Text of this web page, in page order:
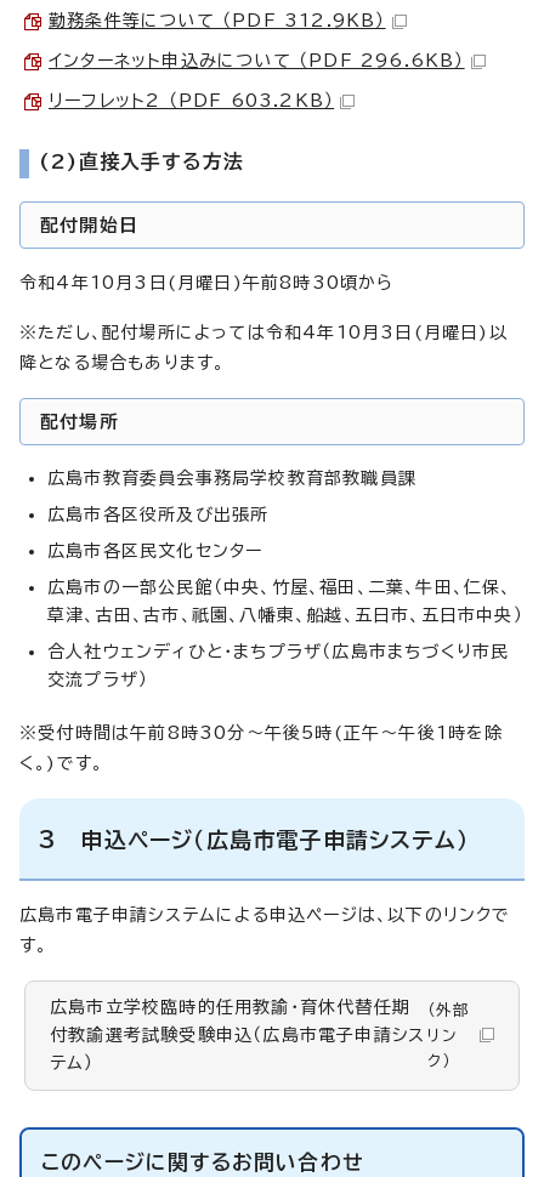
勤務条件等について （PDF 312.9KB）
インターネット申込みについて （PDF 296.6KB）
リーフレット2 （PDF 603.2KB）
(2)直接入手する方法
配付開始日
令和4年10月3日(月曜日)午前8時30頃から
※ただし、配付場所によっては令和4年10月3日(月曜日)以
降となる場合もあります。
配付場所
広島市教育委員会事務局学校教育部教職員課
広島市各区役所及び出張所
広島市各区民文化センター
広島市の一部公民館（中央、竹屋、福田、二葉、牛田、仁保、
草津、古田、古市、祇園、八幡東、船越、五日市、五日市中央）
合人社ウェンディひと・まちプラザ（広島市まちづくり市民
交流プラザ）
※受付時間は午前8時30分～午後5時(正午～午後1時を除
く。)です。
3 申込ページ（広島市電子申請システム）
広島市電子申請システムによる申込ページは、以下のリンクで
す。
広島市立学校臨時的任用教諭・育休代替任期
付教諭選考試験受験申込（広島市電子申請シス
テム）
（外部
リン
ク）
このページに関するお問い合わせ